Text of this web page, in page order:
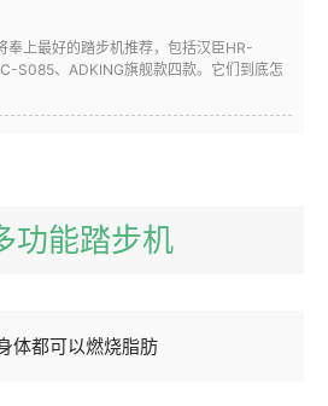
奉上最好的踏步机推荐，包括汉臣HR-
S085、ADKING旗舰款四款。它们到底怎
功能踏步机
体都可以燃烧脂肪